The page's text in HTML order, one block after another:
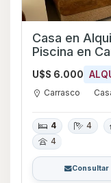
Casa en
Piscina en
U$S 6.000
Carrasco
4 4
4
Consultar